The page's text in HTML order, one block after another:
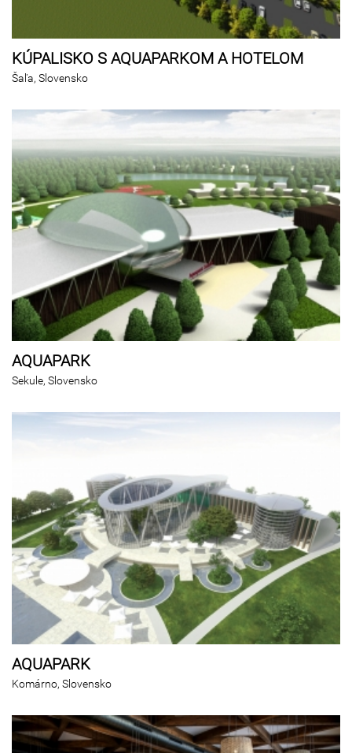
KÚPALISKO S AQUAPARKOM A HOTELOM
Šaľa, Slovensko
AQUAPARK
Sekule, Slovensko
AQUAPARK
Komárno, Slovensko